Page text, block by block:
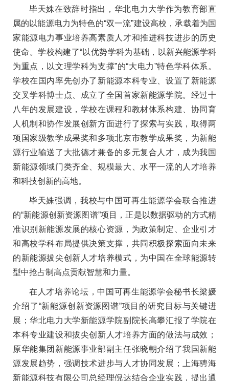
毕天姝在致辞时指出，华北电力大学作为教育部直
属的以能源电力为特色的“双一流”建设高校，承载着为国
家能源电力事业培养高素质人才和推进科技进步的历史
使命。学校构建了“以优势学科为基础，以新兴能源学科
为重点，以文理学科为支撑”的“大电力”特色学科体系。
学校在国内率先创办了新能源本科专业、设置了新能源
交叉学科博士点、成立了全国首家新能源学院。经过十
八年的发展建设，学校在课程和教材体系构建、协同育
人机制和协作发展创新方面进行了探索与实践，取得两
项国家级教学成果奖和多项北京市教学成果奖，为新能
源行业输送了大批德才兼备的多元复合人才，成为我国
新能源领域门类齐全、规模最大、水平一流的人才培养
和科技创新的高地。
毕天姝强调，我校与中国可再生能源学会联合推进
的“新能源创新资源图谱”项目，正是以数据驱动的方式精
准识别新能源发展的核心资源，为政策制定、企业引才
和高校学科布局提供决策支撑，共同积极探索面向未来
的新能源拔尖创新人才培养模式，为中国在全球能源转
型中抢占制高点贡献智慧和力量。
在人才培养论坛，中国可再生能源学会秘书长梁媛
介绍了“新能源创新资源图谱”项目的研究目标与关键进
展；华北电力大学新能源学院副院长高攀汇报了学院在
本科专业建设和拔尖创新人才培养方面的做法与成效；
原华能集团新能源事业部副主任张晓朝介绍了我国新能
源发展趋势，强调技术进步与人才协同发展；上海骋海
新能源科技有限公司总经理倪达结合企业实践，提出通